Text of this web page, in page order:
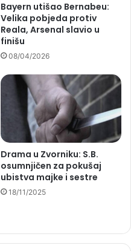
Bayern utišao Bernabeu:
Velika pobjeda protiv
Reala, Arsenal slavio u
finišu
08/04/2026
Drama u Zvorniku: S.B.
osumnjičen za pokušaj
ubistva majke i sestre
18/11/2025